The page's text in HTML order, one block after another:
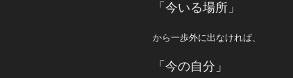
「今いる場所」
から一歩外に出なければ、
「今の自分」